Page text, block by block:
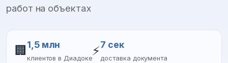
работ на объектах
🏢 1,5 млн
клиентов в Диадоке
⚡7 сек
доставка документа